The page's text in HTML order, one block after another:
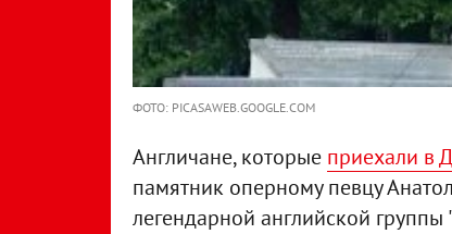
ФОТО: PICASAWEB.GOOGLE.COM
Англичане, которые приехали в
памятник оперному певцу
легендарной английской группы